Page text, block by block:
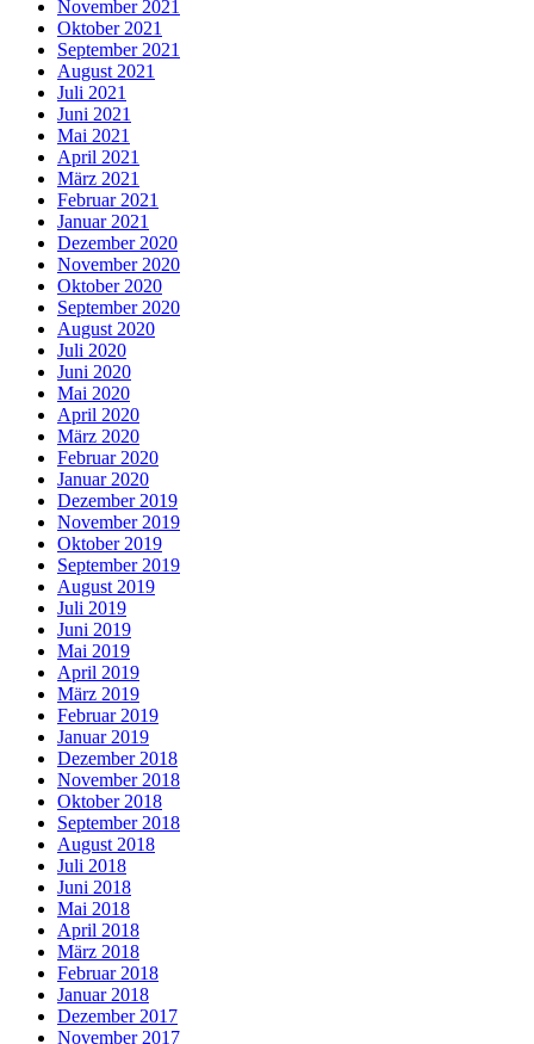
November 2021
Oktober 2021
September 2021
August 2021
Juli 2021
Juni 2021
Mai 2021
April 2021
März 2021
Februar 2021
Januar 2021
Dezember 2020
November 2020
Oktober 2020
September 2020
August 2020
Juli 2020
Juni 2020
Mai 2020
April 2020
März 2020
Februar 2020
Januar 2020
Dezember 2019
November 2019
Oktober 2019
September 2019
August 2019
Juli 2019
Juni 2019
Mai 2019
April 2019
März 2019
Februar 2019
Januar 2019
Dezember 2018
November 2018
Oktober 2018
September 2018
August 2018
Juli 2018
Juni 2018
Mai 2018
April 2018
März 2018
Februar 2018
Januar 2018
Dezember 2017
November 2017